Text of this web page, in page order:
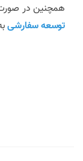
همچنین در صورت
توسعه سفارشی